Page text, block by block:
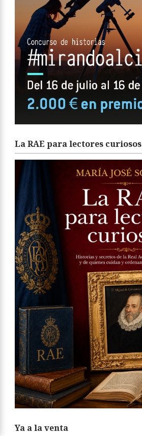
La RAE para lectores curiosos
Ya a la venta